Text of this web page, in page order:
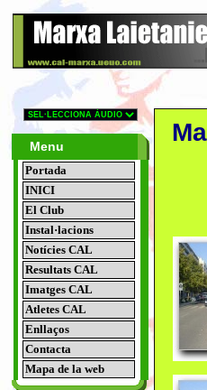
Menu
Portada
INICI
El Club
Instal·lacions
Notícies CAL
Resultats CAL
Imatges CAL
Atletes CAL
Enllaços
Contacta
Mapa de la web